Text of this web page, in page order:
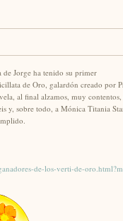
de Jorge ha tenido su primer
de Oro, galardón creado por
al final alzamos, muy contentos,
y, sobre todo, a Mónica Titania
de-los-verti-de-